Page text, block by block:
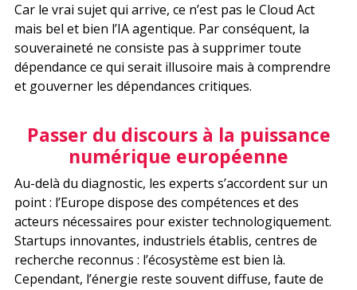
Car le vrai sujet qui arrive, ce n’est pas le Cloud Act
mais bel et bien l’IA agentique. Par conséquent, la
souveraineté ne consiste pas à supprimer toute
dépendance ce qui serait illusoire mais à comprendre
et gouverner les dépendances critiques.
Passer du discours à la puissance
numérique européenne
Au-delà du diagnostic, les experts s’accordent sur un
point : l’Europe dispose des compétences et des
acteurs nécessaires pour exister technologiquement.
Startups innovantes, industriels établis, centres de
recherche reconnus : l’écosystème est bien là.
Cependant, l’énergie reste souvent diffuse, faute de